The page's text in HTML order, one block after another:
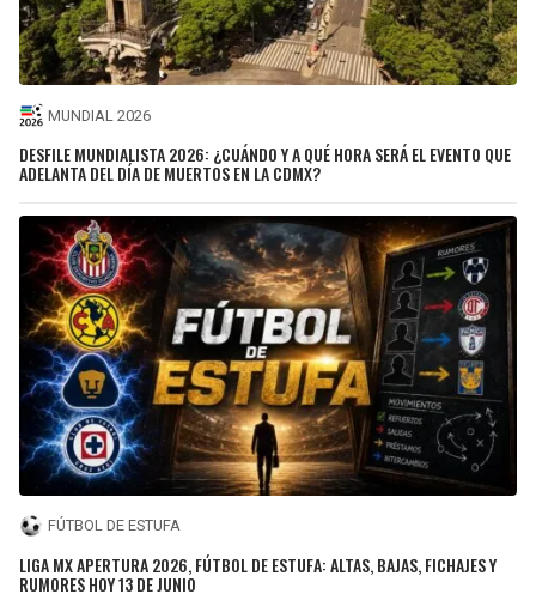
MUNDIAL 2026
DESFILE MUNDIALISTA 2026: ¿CUÁNDO Y A QUÉ HORA SERÁ EL EVENTO QUE
ADELANTA DEL DÍA DE MUERTOS EN LA CDMX?
FÚTBOL DE ESTUFA
LIGA MX APERTURA 2026, FÚTBOL DE ESTUFA: ALTAS, BAJAS, FICHAJES Y
RUMORES HOY 13 DE JUNIO